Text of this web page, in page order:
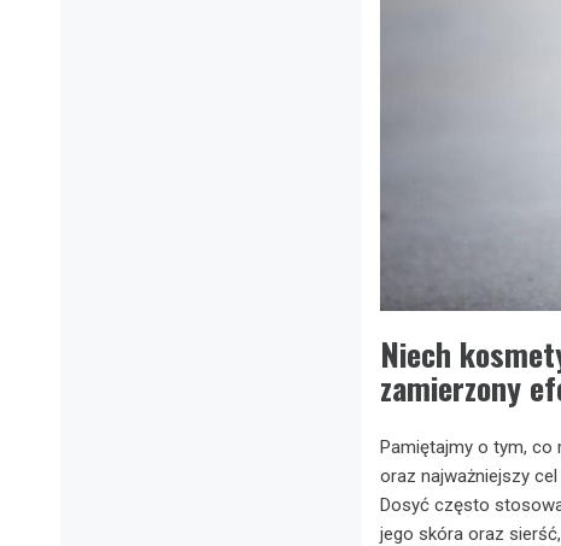
Niech
zamierzony
Pamiętajmy o tym, co
oraz najważniejszy
Dosyć często
jego skóra oraz